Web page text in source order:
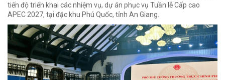
tiến độ triển khai các nhiệm vụ, dự án phục vụ Tuần lễ Cấp cao
APEC 2027, tại đặc khu Phú Quốc, tỉnh An Giang.